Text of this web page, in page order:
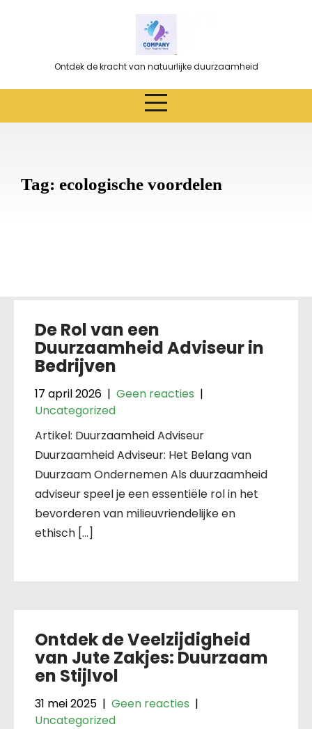
Ontdek de kracht van natuurlijke duurzaamheid
Tag: ecologische voordelen
De Rol van een
Duurzaamheid Adviseur in
Bedrijven
17 april 2026 | Geen reacties |
Uncategorized
Artikel: Duurzaamheid Adviseur
Duurzaamheid Adviseur: Het Belang van
Duurzaam Ondernemen Als duurzaamheid
adviseur speel je een essentiële rol in het
bevorderen van milieuvriendelijke en
ethisch […]
Ontdek de Veelzijdigheid
van Jute Zakjes: Duurzaam
en Stijlvol
31 mei 2025 | Geen reacties |
Uncategorized